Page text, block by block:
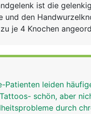
ist die
und den
zu je 4 Knochen
der
Patienten leiden
schön, aber
durch